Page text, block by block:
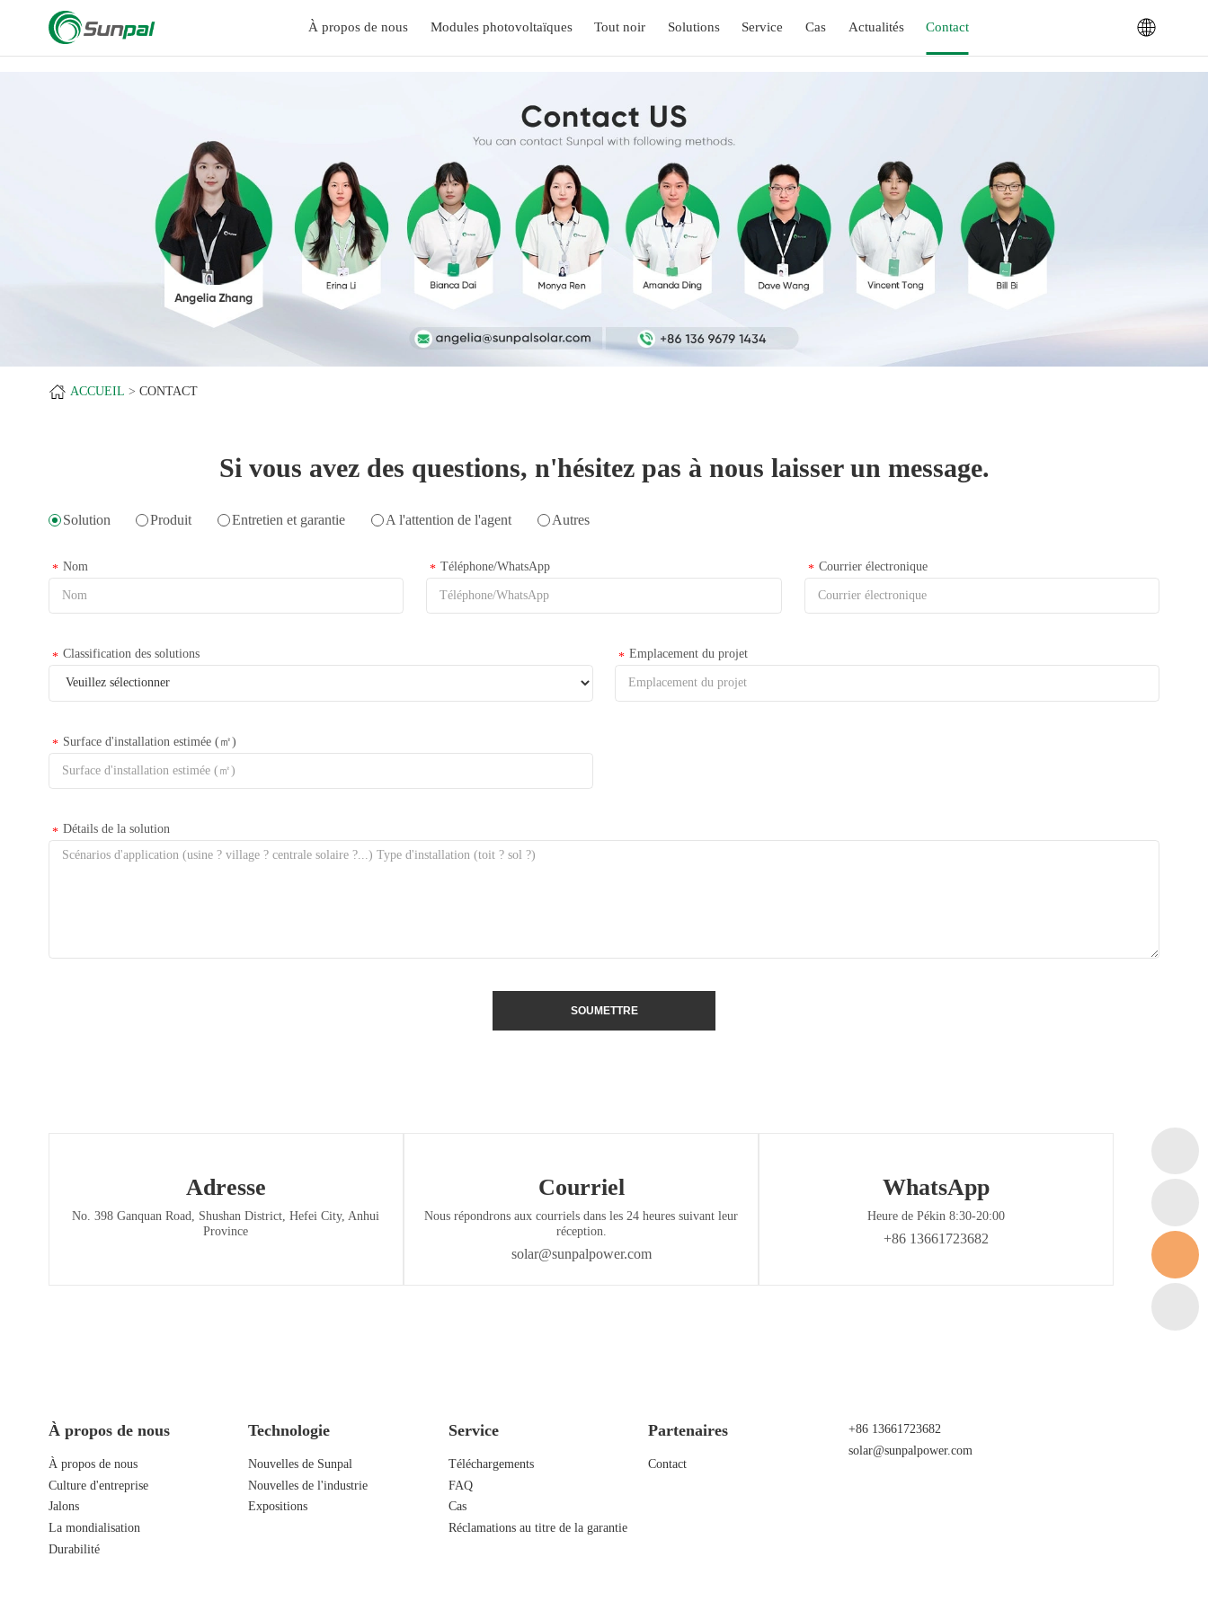
À propos de nous Modules photovoltaïques Tout noir Solutions Service Cas Actualités Contact
ACCUEIL CONTACT
Si vous avez des questions, n'hésitez pas à nous laisser un message.
Solution Produit Entretien et garantie A l'attention de l'agent Autres
Nom
* Téléphone/WhatsApp
* Courrier électronique
*
Classification des solutions
* Emplacement du projet
*
Surface d'installation estimée (㎡)
*
Détails de la solution
*
SOUMETTRE
Adresse
No. 398 Ganquan Road, Shushan District, Hefei City, Anhui
Province
Courriel
Nous répondrons aux courriels dans les 24 heures suivant leur
réception.
solar@sunpalpower.com
WhatsApp
Heure de Pékin 8:30-20:00
+86 13661723682
À propos de nous
À propos de nous
Culture d'entreprise
Jalons
La mondialisation
Durabilité
Technologie
Nouvelles de Sunpal
Nouvelles de l'industrie
Expositions
Service
Téléchargements
FAQ
Cas
Réclamations au titre de la garantie
Partenaires
Contact
+86 13661723682
solar@sunpalpower.com